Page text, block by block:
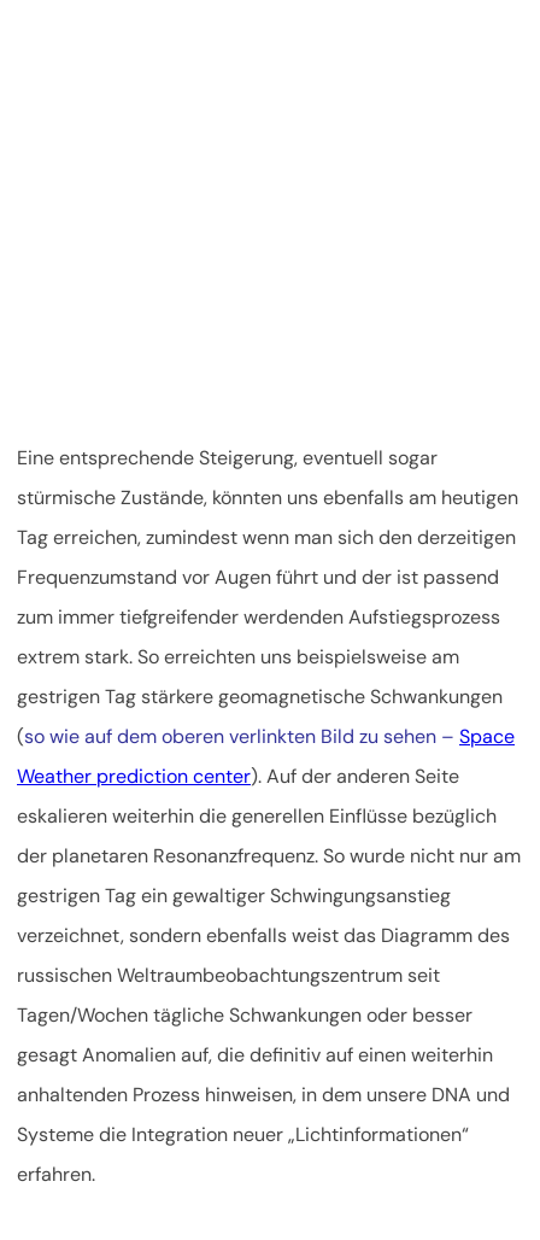
Eine entsprechende Steigerung, eventuell sogar
stürmische Zustände, könnten uns ebenfalls am heutigen
Tag erreichen, zumindest wenn man sich den derzeitigen
Frequenzumstand vor Augen führt und der ist passend
zum immer tiefgreifender werdenden Aufstiegsprozess
extrem stark. So erreichten uns beispielsweise am
gestrigen Tag stärkere geomagnetische Schwankungen
(so wie auf dem oberen verlinkten Bild zu sehen – Space
Weather prediction center). Auf der anderen Seite
eskalieren weiterhin die generellen Einflüsse bezüglich
der planetaren Resonanzfrequenz. So wurde nicht nur am
gestrigen Tag ein gewaltiger Schwingungsanstieg
verzeichnet, sondern ebenfalls weist das Diagramm des
russischen Weltraumbeobachtungszentrum seit
Tagen/Wochen tägliche Schwankungen oder besser
gesagt Anomalien auf, die definitiv auf einen weiterhin
anhaltenden Prozess hinweisen, in dem unsere DNA und
Systeme die Integration neuer „Lichtinformationen“
erfahren.